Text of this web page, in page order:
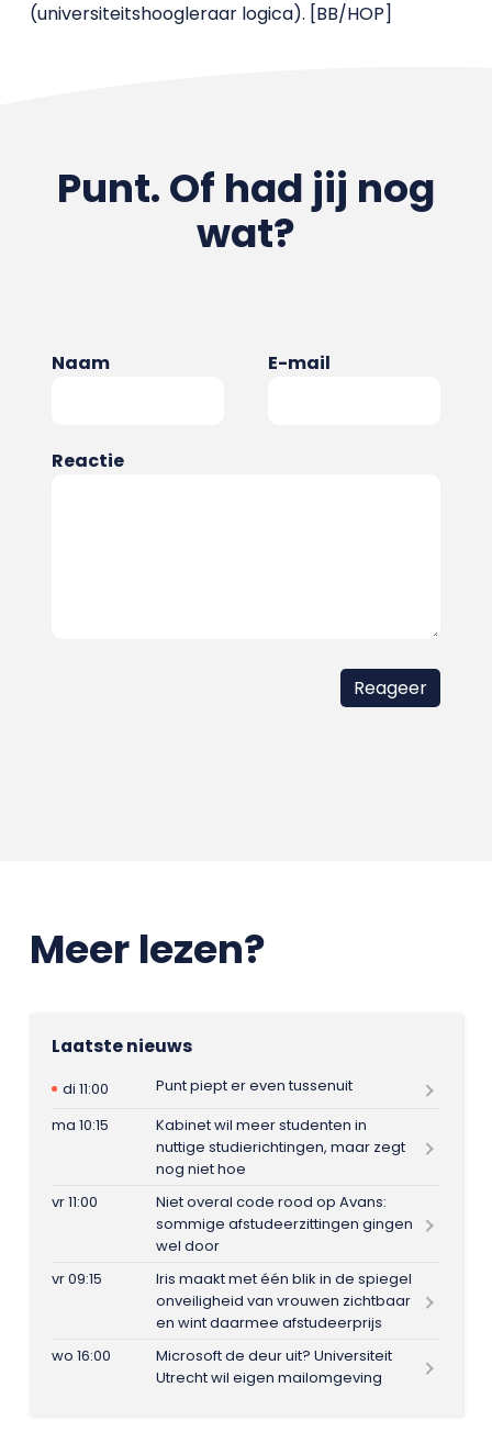
(universiteitshoogleraar logica). [BB/HOP]
Punt. Of had jij nog
wat?
Naam E-mail
Reactie
Meer lezen?
Laatste nieuws
di 11:00
Punt piept er even tussenuit
ma 10:15
Kabinet wil meer studenten in
nuttige studierichtingen, maar zegt
nog niet hoe
vr 11:00
Niet overal code rood op Avans:
sommige afstudeerzittingen gingen
wel door
vr 09:15
Iris maakt met één blik in de spiegel
onveiligheid van vrouwen zichtbaar
en wint daarmee afstudeerprijs
wo 16:00
Microsoft de deur uit? Universiteit
Utrecht wil eigen mailomgeving